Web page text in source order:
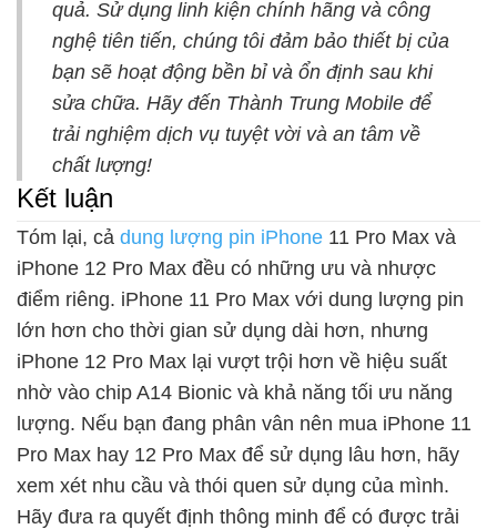
quả. Sử dụng linh kiện chính hãng và công
nghệ tiên tiến, chúng tôi đảm bảo thiết bị của
bạn sẽ hoạt động bền bỉ và ổn định sau khi
sửa chữa. Hãy đến Thành Trung Mobile để
trải nghiệm dịch vụ tuyệt vời và an tâm về
chất lượng!
Kết luận
Tóm lại, cả dung lượng pin iPhone 11 Pro Max và
iPhone 12 Pro Max đều có những ưu và nhược
điểm riêng. iPhone 11 Pro Max với dung lượng pin
lớn hơn cho thời gian sử dụng dài hơn, nhưng
iPhone 12 Pro Max lại vượt trội hơn về hiệu suất
nhờ vào chip A14 Bionic và khả năng tối ưu năng
lượng. Nếu bạn đang phân vân nên mua iPhone 11
Pro Max hay 12 Pro Max để sử dụng lâu hơn, hãy
xem xét nhu cầu và thói quen sử dụng của mình.
Hãy đưa ra quyết định thông minh để có được trải